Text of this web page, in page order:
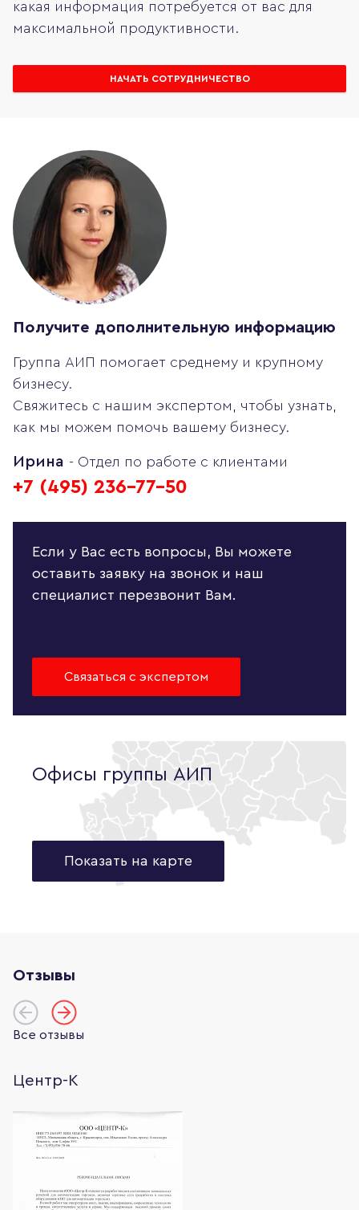
какая информация потребуется от вас для
максимальной продуктивности.
НАЧАТЬ СОТРУДНИЧЕСТВО
Получите дополнительную информацию
Группа АИП помогает среднему и крупному
бизнесу.
Свяжитесь с нашим экспертом, чтобы узнать,
как мы можем помочь вашему бизнесу.
Ирина - Отдел по работе с клиентами
+7 (495) 236-77-50
Если у Вас есть вопросы, Вы можете
оставить заявку на звонок и наш
специалист перезвонит Вам.
Связаться с экспертом
Офисы группы АИП
Показать на карте
Отзывы
Все отзывы
Центр-К